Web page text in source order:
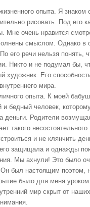
опыта. Я знаком
рисовать. Под его
Мне очень нравится
смыслом. Однако в
его речи нельзя понять,
Никто и не подумал бы,
художник. Его
мира.
опыта. К моей
и бедный человек,
деньги. Родители
такого
и не клянчить
защищала и однажды
Мы ахнули! Это было
Он был настоящим поэтом,
было для меня
мир скрыт от